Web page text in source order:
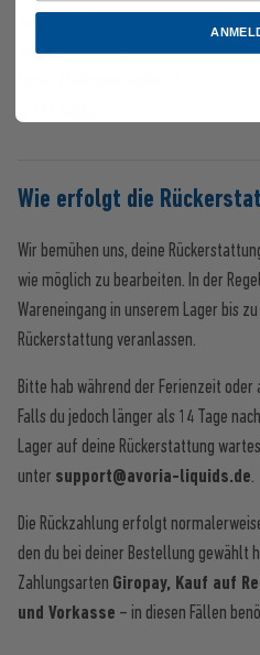
Avoria GmbH
Versandabteilung Kahla
Wie erfolgt die
Wir bemühen uns, deine
wie möglich zu bearbeiten. In der
Wareneingang in unserem Lager bis
Rückerstattung veranlassen.
Bitte hab während der Ferienzeit
Falls du jedoch länger als 14 Tage
Lager auf deine Rückerstattung
unter support@avoria-liquids.de.
Die Rückzahlung erfolgt
den du bei deiner Bestellung gewählt
Zahlungsarten Giropay, Kauf auf
und Vorkasse – in diesen Fällen